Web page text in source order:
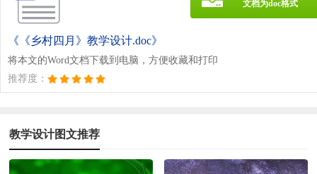
《《乡村四月》教学设计.doc》
将本文的Word文档下载到电脑，方便收藏和打印
推荐度：
文档为doc格式
教学设计图文推荐